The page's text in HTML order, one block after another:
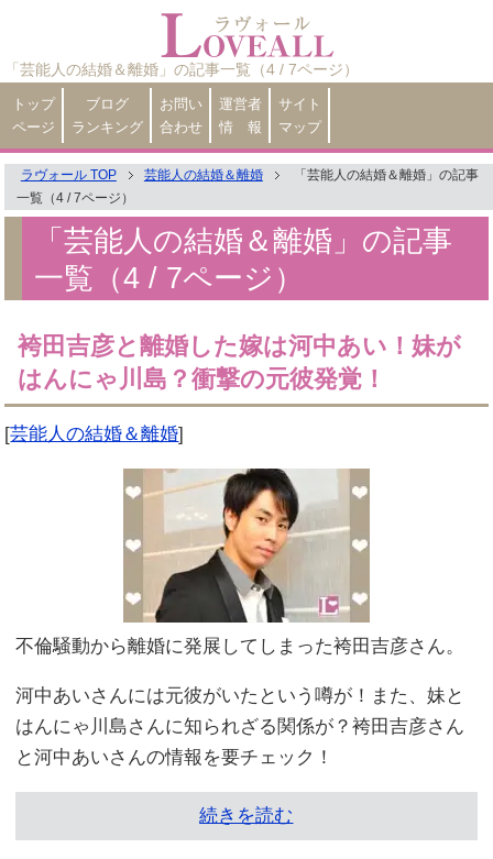
「芸能人の結婚＆離婚」の記事一覧（4 / 7ページ）
トップ
ページ
ブログ
ランキング
お問い
合わせ
運営者
情 報
サイト
マップ
ラヴォール TOP 芸能人の結婚＆離婚
「芸能人の結婚＆離婚」の記事
一覧（4 / 7ページ）
「芸能人の結婚＆離婚」の記事
一覧（4 / 7ページ）
袴田吉彦と離婚した嫁は河中あい！妹が
はんにゃ川島？衝撃の元彼発覚！
[芸能人の結婚＆離婚]
不倫騒動から離婚に発展してしまった袴田吉彦さん。
河中あいさんには元彼がいたという噂が！また、妹と
はんにゃ川島さんに知られざる関係が？袴田吉彦さん
と河中あいさんの情報を要チェック！
続きを読む